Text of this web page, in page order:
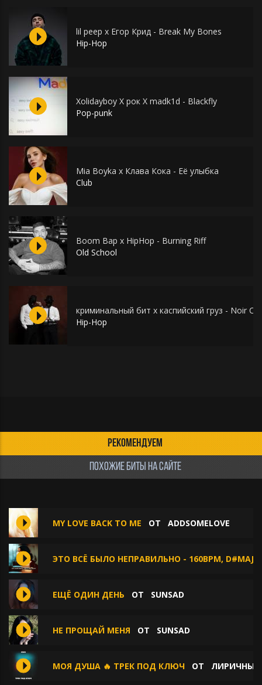
lil peep x Егор Крид - Break My Bones
Hip-Hop
Xolidayboy X рок X madk1d - Blackfly
Pop-punk
Mia Boyka x Клава Кока - Её улыбка
Club
Boom Bap x HipHop - Burning Riff
Old School
криминальный бит x каспийский груз - Noir
Hip-Hop
РЕКОМЕНДУЕМ
ПОХОЖИЕ БИТЫ НА САЙТЕ
MY LOVE BACK TO ME ОТ ADDSOMELOVE
ЭТО ВСЁ БЫЛО НЕПРАВИЛЬНО - 160BPM,
ЕЩЁ ОДИН ДЕНЬ ОТ SUNSAD
НЕ ПРОЩАЙ МЕНЯ ОТ SUNSAD
МОЯ ДУША 🔥 ТРЕК ПОД КЛЮЧ ОТ ЛИРИЧНЫЕ